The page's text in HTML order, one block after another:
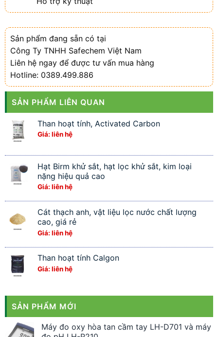
Sản phẩm đang sẵn có tại
Công Ty TNHH Safechem Việt Nam
Liên hệ ngay để được tư vấn mua hàng
Hotline: 0389.499.886
SẢN PHẨM LIÊN QUAN
Than hoạt tính, Activated Carbon
Giá: liên hệ
Hạt Birm khử sắt, hạt lọc khử sắt, kim loại
nặng hiệu quả cao
Giá: liên hệ
Cát thạch anh, vật liệu lọc nước chất lượng
cao, giá rẻ
Giá: liên hệ
Than hoạt tính Calgon
Giá: liên hệ
SẢN PHẨM MỚI
Máy đo oxy hòa tan cầm tay LH-D701 và máy